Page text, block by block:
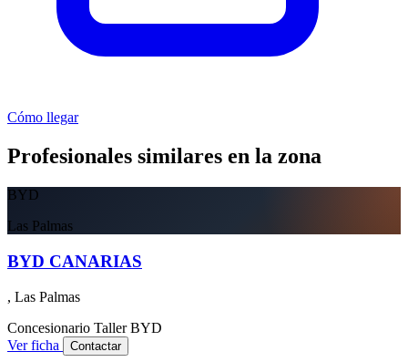
Cómo llegar
Profesionales similares en la zona
BYD
Las Palmas
BYD CANARIAS
, Las Palmas
Concesionario Taller BYD
Ver ficha
Contactar